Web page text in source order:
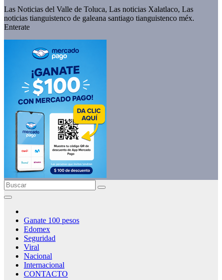
Las Noticias del Valle de Toluca, Las noticias Xalatlaco, Las
noticias tianguistenco de galeana santiago tianguistenco méx.
Enterate
Ganate 100 pesos
Edomex
Seguridad
Viral
Nacional
Internacional
CONTACTO